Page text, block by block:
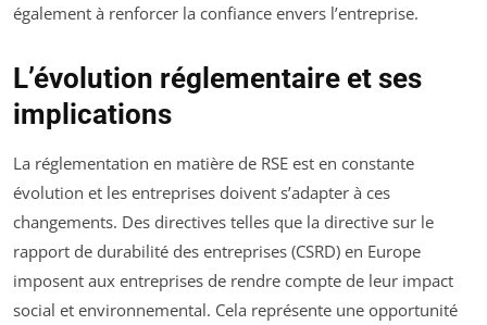
également à renforcer la confiance envers l’entreprise.
L’évolution réglementaire et ses
implications
La réglementation en matière de RSE est en constante
évolution et les entreprises doivent s’adapter à ces
changements. Des directives telles que la directive sur le
rapport de durabilité des entreprises (CSRD) en Europe
imposent aux entreprises de rendre compte de leur impact
social et environnemental. Cela représente une opportunité